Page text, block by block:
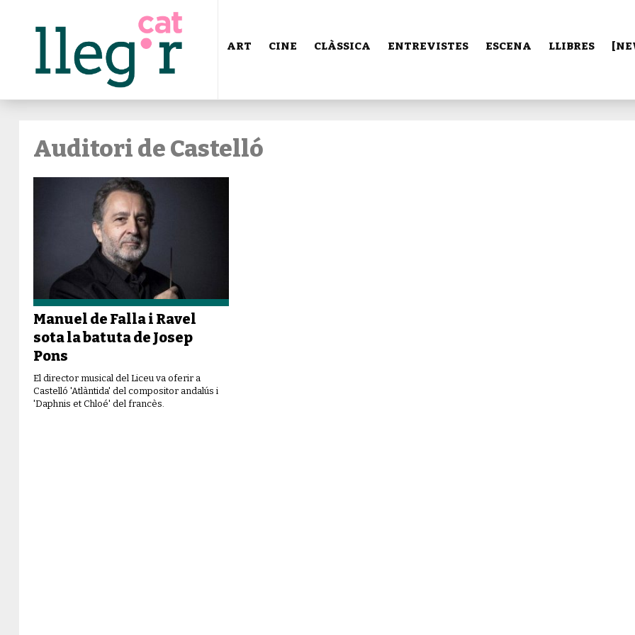
ART CINE CLÀSSICA ENTREVISTES ESCENA LLIBRES
Auditori de Castelló
Manuel de Falla i Ravel
sota la batuta de Josep
Pons
El director musical del Liceu va oferir a
Castelló 'Atlàntida' del compositor andalús i
'Daphnis et Chloé' del francès.